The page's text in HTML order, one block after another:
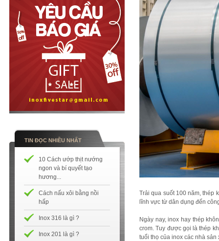
TIN ĐỌC NHIỀU NHẤT
10 Cách ướp thịt nướng
ngon và bí quyết tạo
hương...
Cách nấu xôi bằng nồi
hấp
Inox 316 là gì ?
Inox 201 là gì ?
Trải qua suốt 100 năm, thép
lĩnh vực từ dân dụng đến
Ngày nay, inox hay thép
crom. Tuy được gọi là thép
tuổi thọ của inox các nhà